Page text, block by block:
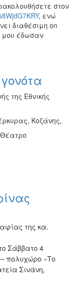
στον
, ενώ
διαθέσιμη on
μου έδωσαν
της Εθνικής
Κοζάνης,
της κα.
Σάββατο 4
πολυχώρο «Το
Σινάνη,